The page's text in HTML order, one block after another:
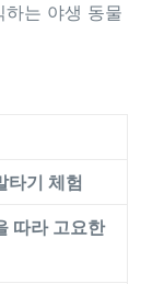
는 야생 동물
타기 체험
따라 고요한